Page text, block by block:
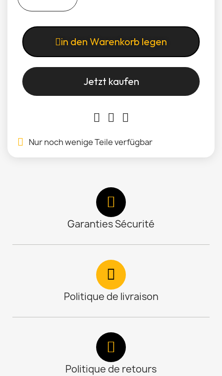
in den Warenkorb legen
Jetzt kaufen
Nur noch wenige Teile verfügbar
Garanties Sécurité
Politique de livraison
Politique de retours